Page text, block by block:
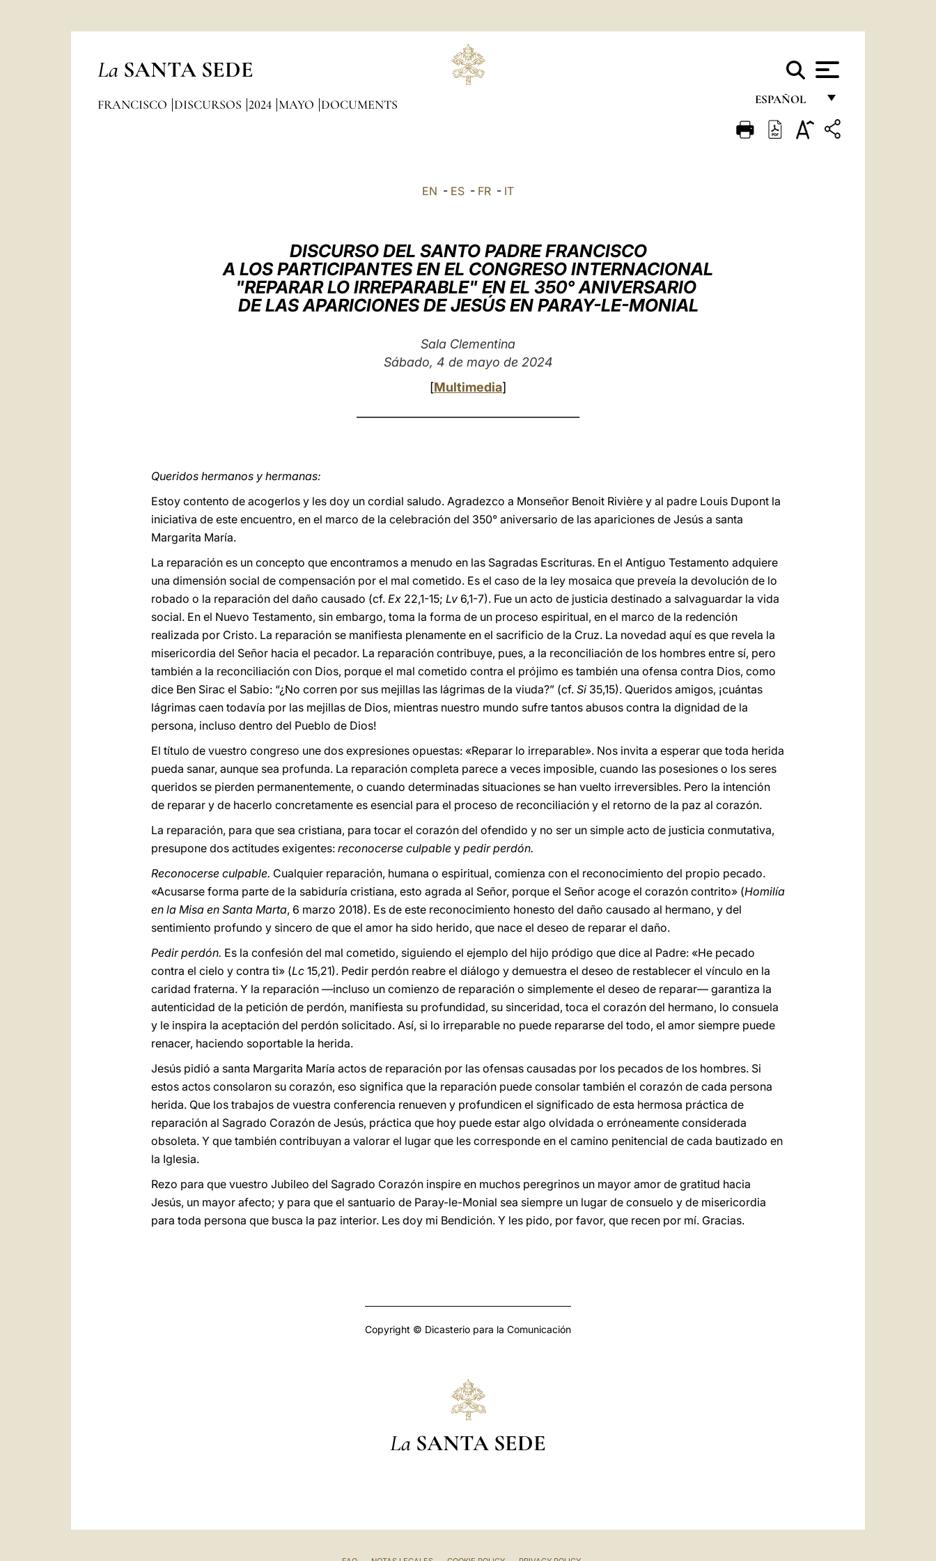
La SANTA SEDE
ESPAÑOL
FRANÇAIS
FRANCISCO DISCURSOS 2024 MAYO DOCUMENTS
EN - ES - FR - IT
DISCURSO DEL SANTO PADRE FRANCISCO
A LOS PARTICIPANTES EN EL CONGRESO INTERNACIONAL
"REPARAR LO IRREPARABLE" EN EL 350° ANIVERSARIO
DE LAS APARICIONES DE JESÚS EN PARAY-LE-MONIAL
Sala Clementina
Sábado, 4 de mayo de 2024
[Multimedia]
Queridos hermanos y hermanas:
Estoy contento de acogerlos y les doy un cordial saludo. Agradezco a Monseñor Benoit Rivière y al padre Louis Dupont la
iniciativa de este encuentro, en el marco de la celebración del 350° aniversario de las apariciones de Jesús a santa
Margarita María.
La reparación es un concepto que encontramos a menudo en las Sagradas Escrituras. En el Antiguo Testamento adquiere
una dimensión social de compensación por el mal cometido. Es el caso de la ley mosaica que preveía la devolución de lo
robado o la reparación del daño causado (cf. Ex 22,1-15; Lv 6,1-7). Fue un acto de justicia destinado a salvaguardar la vida
social. En el Nuevo Testamento, sin embargo, toma la forma de un proceso espiritual, en el marco de la redención
realizada por Cristo. La reparación se manifiesta plenamente en el sacrificio de la Cruz. La novedad aquí es que revela la
misericordia del Señor hacia el pecador. La reparación contribuye, pues, a la reconciliación de los hombres entre sí, pero
también a la reconciliación con Dios, porque el mal cometido contra el prójimo es también una ofensa contra Dios, como
dice Ben Sirac el Sabio: “¿No corren por sus mejillas las lágrimas de la viuda?” (cf. Si 35,15). Queridos amigos, ¡cuántas
lágrimas caen todavía por las mejillas de Dios, mientras nuestro mundo sufre tantos abusos contra la dignidad de la
persona, incluso dentro del Pueblo de Dios!
El título de vuestro congreso une dos expresiones opuestas: «Reparar lo irreparable». Nos invita a esperar que toda herida
pueda sanar, aunque sea profunda. La reparación completa parece a veces imposible, cuando las posesiones o los seres
queridos se pierden permanentemente, o cuando determinadas situaciones se han vuelto irreversibles. Pero la intención
de reparar y de hacerlo concretamente es esencial para el proceso de reconciliación y el retorno de la paz al corazón.
La reparación, para que sea cristiana, para tocar el corazón del ofendido y no ser un simple acto de justicia conmutativa,
presupone dos actitudes exigentes: reconocerse culpable y pedir perdón.
Reconocerse culpable. Cualquier reparación, humana o espiritual, comienza con el reconocimiento del propio pecado.
«Acusarse forma parte de la sabiduría cristiana, esto agrada al Señor, porque el Señor acoge el corazón contrito» (Homilía
en la Misa en Santa Marta, 6 marzo 2018). Es de este reconocimiento honesto del daño causado al hermano, y del
sentimiento profundo y sincero de que el amor ha sido herido, que nace el deseo de reparar el daño.
Pedir perdón. Es la confesión del mal cometido, siguiendo el ejemplo del hijo pródigo que dice al Padre: «He pecado
contra el cielo y contra ti» (Lc 15,21). Pedir perdón reabre el diálogo y demuestra el deseo de restablecer el vínculo en la
caridad fraterna. Y la reparación —incluso un comienzo de reparación o simplemente el deseo de reparar— garantiza la
autenticidad de la petición de perdón, manifiesta su profundidad, su sinceridad, toca el corazón del hermano, lo consuela
y le inspira la aceptación del perdón solicitado. Así, si lo irreparable no puede repararse del todo, el amor siempre puede
renacer, haciendo soportable la herida.
Jesús pidió a santa Margarita María actos de reparación por las ofensas causadas por los pecados de los hombres. Si
estos actos consolaron su corazón, eso significa que la reparación puede consolar también el corazón de cada persona
herida. Que los trabajos de vuestra conferencia renueven y profundicen el significado de esta hermosa práctica de
reparación al Sagrado Corazón de Jesús, práctica que hoy puede estar algo olvidada o erróneamente considerada
obsoleta. Y que también contribuyan a valorar el lugar que les corresponde en el camino penitencial de cada bautizado en
la Iglesia.
Rezo para que vuestro Jubileo del Sagrado Corazón inspire en muchos peregrinos un mayor amor de gratitud hacia
Jesús, un mayor afecto; y para que el santuario de Paray-le-Monial sea siempre un lugar de consuelo y de misericordia
para toda persona que busca la paz interior. Les doy mi Bendición. Y les pido, por favor, que recen por mí. Gracias.
Copyright © Dicasterio para la Comunicación
La SANTA SEDE